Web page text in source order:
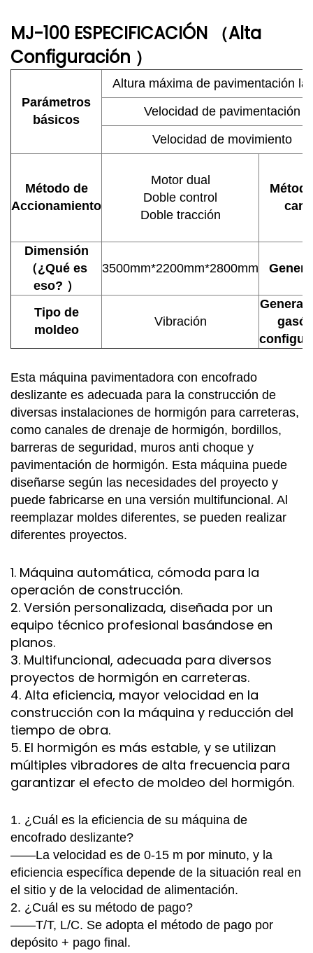
MJ-100 ESPECIFICACIÓN （Alta
Configuración ）
Parámetros
básicos
Altura máxima de pavimentación
Velocidad de pavimentación
Velocidad de movimiento
Método de
Accionamiento
Motor dual
Doble control
Doble tracción
Dimensión
（¿Qué es
eso? ）
3500mm*2200mm*2800mm
Tipo de
moldeo
Vibración
Esta máquina pavimentadora con encofrado
deslizante es adecuada para la construcción de
diversas instalaciones de hormigón para carreteras,
como canales de drenaje de hormigón, bordillos,
barreras de seguridad, muros anti choque y
pavimentación de hormigón. Esta máquina puede
diseñarse según las necesidades del proyecto y
puede fabricarse en una versión multifuncional. Al
reemplazar moldes diferentes, se pueden realizar
diferentes proyectos.
1. Máquina automática, cómoda para la
operación de construcción.
2. Versión personalizada, diseñada por un
equipo técnico profesional basándose en
planos.
3. Multifuncional, adecuada para diversos
proyectos de hormigón en carreteras.
4. Alta eficiencia, mayor velocidad en la
construcción con la máquina y reducción del
tiempo de obra.
5. El hormigón es más estable, y se utilizan
múltiples vibradores de alta frecuencia para
garantizar el efecto de moldeo del hormigón.
1. ¿Cuál es la eficiencia de su máquina de
encofrado deslizante?
——La velocidad es de 0-15 m por minuto, y la
eficiencia específica depende de la situación real en
el sitio y de la velocidad de alimentación.
2. ¿Cuál es su método de pago?
——T/T, L/C. Se adopta el método de pago por
depósito + pago final.